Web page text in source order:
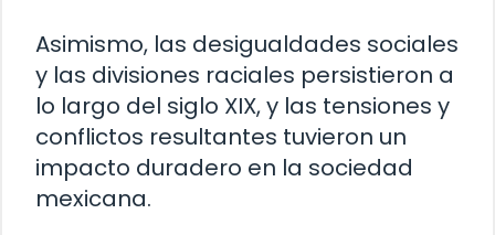
Asimismo, las desigualdades sociales
y las divisiones raciales persistieron a
lo largo del siglo XIX, y las tensiones y
conflictos resultantes tuvieron un
impacto duradero en la sociedad
mexicana.